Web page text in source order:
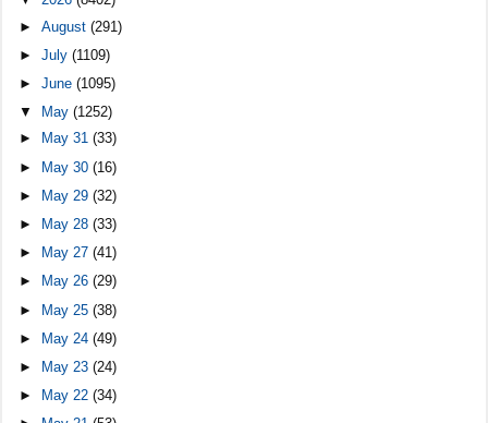
►August(291)
►July(1109)
►June(1095)
▼
May(1252)
►
May 31(33)
► May 30(16)
►
May 29(32)
►
May 28(33)
►
May 27(41)
►
May 26(29)
► May 25(38)
► May 24(49)
►
May 23(24)
►
May 22(34)